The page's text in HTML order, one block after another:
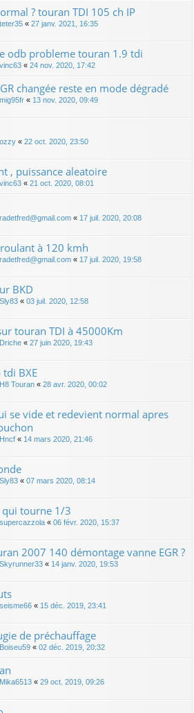
? touran TDI 105 ch IP
teter35 « 27 janv. 2021, 16:35
odb probleme touran 1.9 tdi
vinc63 « 24 nov. 2020, 17:42
changée reste en mode dégradé
mig95fr « 13 nov. 2020, 09:49
ozzy « 22 oct. 2020, 23:50
, puissance aleatoire
vinc63 « 21 oct. 2020, 08:01
radetfred@gmail.com « 17 juil. 2020, 20:08
à 120 kmh
radetfred@gmail.com « 17 juil. 2020, 19:58
BKD
Sly83 « 03 juil. 2020, 12:58
touran TDI à 45000Km
Driche « 27 juin 2020, 19:43
BXE
H8 Touran « 28 avr. 2020, 00:02
se vide et redevient normal apres
Hncf « 14 mars 2020, 21:46
Sly83 « 07 mars 2020, 08:14
qui tourne 1/3
supercazzola « 06 févr. 2020, 15:37
2007 140 démontage vanne EGR ?
Skyrunner33 « 14 janv. 2020, 19:53
seisme66 « 15 déc. 2019, 23:41
de préchauffage
Boiseu59 « 02 déc. 2019, 20:32
Mika6513 « 29 oct. 2019, 09:26